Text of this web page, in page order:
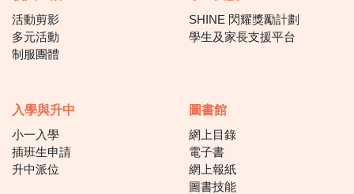
活動剪影
多元活動
制服團體
SHINE 閃耀獎勵計劃
學生及家長支援平台
入學與升中
小一入學
插班生申請
升中派位
圖書館
網上目錄
電子書
網上報紙
圖書技能